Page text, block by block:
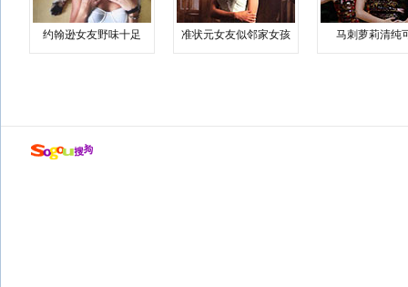
约翰逊女友野味十足 准状元女友似邻家女孩 马刺萝莉清纯